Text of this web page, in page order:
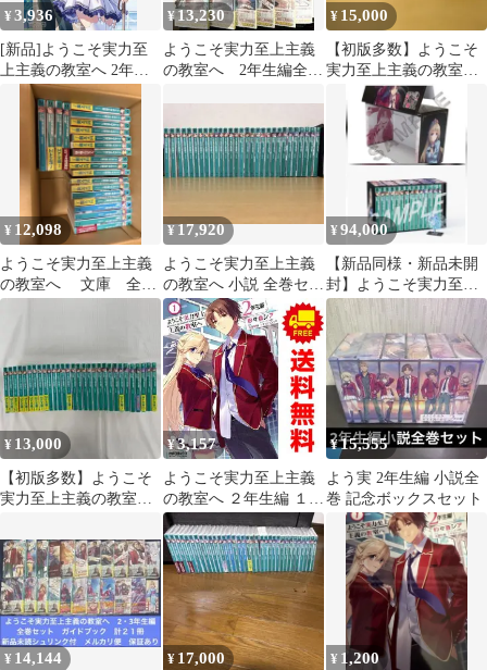
¥3,936
[新品]ようこそ実力至
上主義の教室へ 2年生
編 (1-4巻 最新刊)
¥13,230
ようこそ実力至上主義
の教室へ 2年生編全巻
¥ 15,000
【初版多数】ようこそ
実力至上主義の教室
へ 1年生 2年生編 3
年生編 既刊全巻
¥ 12,098
ようこそ実力至上主義
の教室へ 文庫 全
巻 セット
¥17,920
ようこそ実力至上主義
の教室へ 小説 全巻セッ
ト２年生編まで
¥94,000
【新品同様・新品未開
封】ようこそ実力至上
主義の教室へ 1・2年
生編全巻ボックス
¥ 13,000
【初版多数】ようこそ
実力至上主義の教室
付き
¥3,157
ようこそ実力至上主義
の教室へ ２年生編 １～
4巻 漫画 全巻セット 完
結 ＭＦコミックスアラ
イブシリーズ 紗々音シ
ア ＫＡＤＯＫＡＷＡ
（ＭＦ）（青年コミッ
ク）
¥15,555
よう実 2年生編 小説全
巻 記念ボックスセット
¥ 14,144 ¥ 17,000 ¥ 1,200